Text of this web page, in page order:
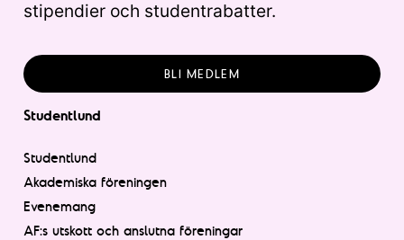
stipendier och studentrabatter.
BLI MEDLEM
Studentlund
Studentlund
Akademiska föreningen
Evenemang
AF:s utskott och anslutna föreningar